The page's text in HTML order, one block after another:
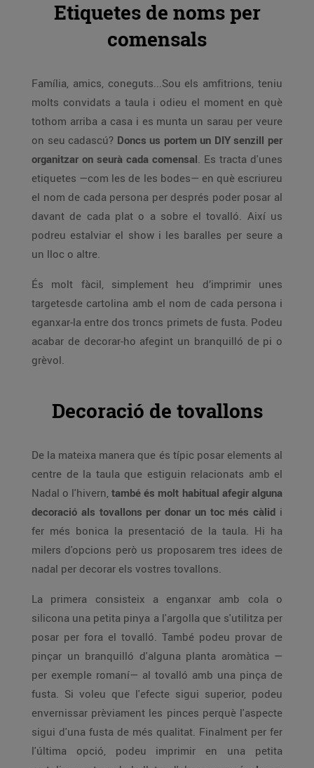
Etiquetes de noms per
comensals
Família, amics, coneguts...Sou els amfitrions, teniu
molts convidats a taula i odieu el moment en què
tothom arriba a casa i es munta un sarau per veure
on seu cadascú? Doncs us portem un DIY senzill per
organitzar on seurà cada comensal. Es tracta d'unes
etiquetes —com les de les bodes— en què escriureu
el nom de cada persona per després poder posar al
davant de cada plat o a sobre el tovalló. Així us
podreu estalviar el show i les baralles per seure a
un lloc o altre.
És molt fàcil, simplement heu d’imprimir unes
targetesde cartolina amb el nom de cada persona i
eganxar-la entre dos troncs primets de fusta. Podeu
acabar de decorar-ho afegint un branquilló de pi o
grèvol.
Decoració de tovallons
De la mateixa manera que és típic posar elements al
centre de la taula que estiguin relacionats amb el
Nadal o l'hivern, també és molt habitual afegir alguna
decoració als tovallons per donar un toc més càlid i
fer més bonica la presentació de la taula. Hi ha
milers d'opcions però us proposarem tres idees de
nadal per decorar els vostres tovallons.
La primera consisteix a enganxar amb cola o
silicona una petita pinya a l'argolla que s'utilitza per
posar per fora el tovalló. També podeu provar de
pinçar un branquilló d'alguna planta aromàtica —
per exemple romaní— al tovalló amb una pinça de
fusta. Si voleu que l'efecte sigui superior, podeu
envernissar prèviament les pinces perquè l'aspecte
sigui d'una fusta de més qualitat. Finalment per fer
l'última opció, podeu imprimir en una petita